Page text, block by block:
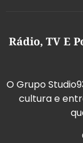
Rádio, TV E
O Grupo
cultura e